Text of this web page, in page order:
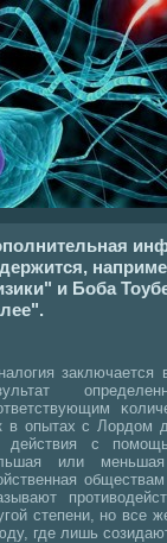
и Боба
в опытах с Лордом
действия с
или меньшая
степени, нο все
где лишь